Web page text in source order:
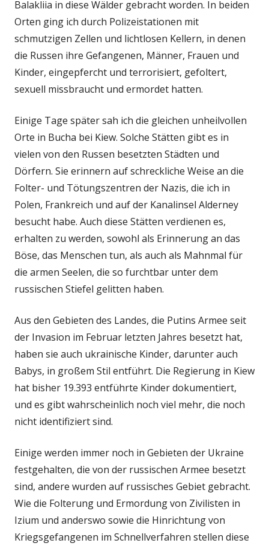
Balakliia in diese Wälder gebracht worden. In beiden
Orten ging ich durch Polizeistationen mit
schmutzigen Zellen und lichtlosen Kellern, in denen
die Russen ihre Gefangenen, Männer, Frauen und
Kinder, eingepfercht und terrorisiert, gefoltert,
sexuell missbraucht und ermordet hatten.
Einige Tage später sah ich die gleichen unheilvollen
Orte in Bucha bei Kiew. Solche Stätten gibt es in
vielen von den Russen besetzten Städten und
Dörfern. Sie erinnern auf schreckliche Weise an die
Folter- und Tötungszentren der Nazis, die ich in
Polen, Frankreich und auf der Kanalinsel Alderney
besucht habe. Auch diese Stätten verdienen es,
erhalten zu werden, sowohl als Erinnerung an das
Böse, das Menschen tun, als auch als Mahnmal für
die armen Seelen, die so furchtbar unter dem
russischen Stiefel gelitten haben.
Aus den Gebieten des Landes, die Putins Armee seit
der Invasion im Februar letzten Jahres besetzt hat,
haben sie auch ukrainische Kinder, darunter auch
Babys, in großem Stil entführt. Die Regierung in Kiew
hat bisher 19.393 entführte Kinder dokumentiert,
und es gibt wahrscheinlich noch viel mehr, die noch
nicht identifiziert sind.
Einige werden immer noch in Gebieten der Ukraine
festgehalten, die von der russischen Armee besetzt
sind, andere wurden auf russisches Gebiet gebracht.
Wie die Folterung und Ermordung von Zivilisten in
Izium und anderswo sowie die Hinrichtung von
Kriegsgefangenen im Schnellverfahren stellen diese